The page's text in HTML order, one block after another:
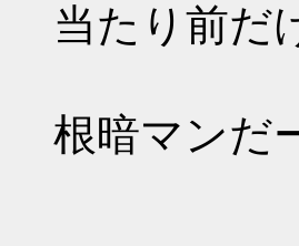
当たり前だ
根暗マンだ